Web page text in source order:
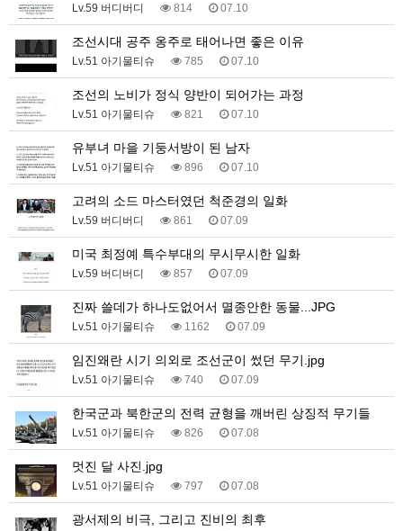
Lv.59 버디버디 814 07.10
조선시대 공주 옹주로 태어나면 좋은 이유
Lv.51 아기물티슈 785 07.10
조선의 노비가 정식 양반이 되어가는 과정
Lv.51 아기물티슈 821 07.10
유부녀 마을 기둥서방이 된 남자
Lv.51 아기물티슈 896 07.10
고려의 소드 마스터였던 척준경의 일화
Lv.59 버디버디 861 07.09
미국 최정예 특수부대의 무시무시한 일화
Lv.59 버디버디 857 07.09
진짜 쓸데가 하나도없어서 멸종안한 동물...JPG
Lv.51 아기물티슈 1162 07.09
임진왜란 시기 의외로 조선군이 썼던 무기.jpg
Lv.51 아기물티슈 740 07.09
한국군과 북한군의 전력 균형을 깨버린 상징적 무기들
Lv.51 아기물티슈 826 07.08
멋진 달 사진.jpg
Lv.51 아기물티슈 797 07.08
광서제의 비극, 그리고 진비의 최후